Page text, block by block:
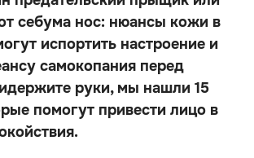
себума нос: нюансы кожи в
испортить настроение и
самокопания перед
руки, мы нашли 15
помогут привести лицо в